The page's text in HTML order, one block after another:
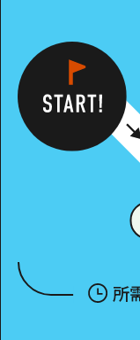
所